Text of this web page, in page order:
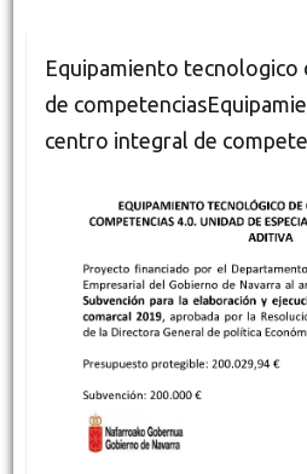
Equipamiento tecnologico
de
centro integral de